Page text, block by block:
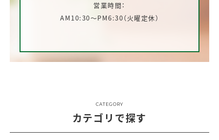
営業時間：
AM10:30～PM6:30（火曜定休）
CATEGORY
カテゴリで探す